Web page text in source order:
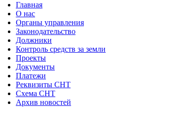
Главная
О нас
Органы управления
Законодательство
Должники
Контроль средств за земли
Проекты
Документы
Платежи
Реквизиты СНТ
Схема СНТ
Архив новостей